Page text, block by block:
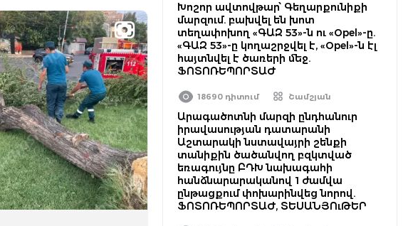
Խոշոր ավտովթար՝ Գեղարքունիքի
մարզում. բախվել են խոտ
տեղափոխող «ԳԱԶ 53»-ն ու «Opel»-ը.
«ԳԱԶ 53»-ը կողաշրջվել է, «Opel»-ն էլ
հայտնվել է ծառերի մեջ.
ՖՈՏՈՌԵՊՈՐՏԱԺ
18690 դիտում Շամշյան
Արագածոտնի մարզի ընդհանուր
իրավասության դատարանի
Աշտարակի նստավայրի շենքի
տանիքին ծածանվող բզկտված
եռագույնը ԲԴԽ նախագահի
հանձնարարականով 1 ժամվա
ընթացքում փոխարինվեց նորով.
ՖՈՏՈՌԵՊՈՐՏԱԺ, ՏԵՍԱՆՅՈւԹԵՐ